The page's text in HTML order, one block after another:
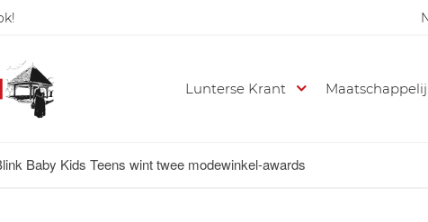
Lunterse Krant
Baby Kids Teens wint twee modewinkel-awards